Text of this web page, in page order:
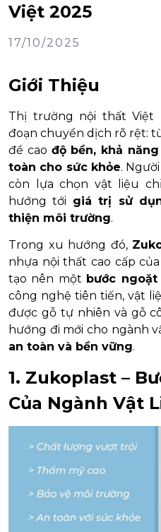
Việt 2025
17/10/2025
Giới Thiệu
Thị trường nội thất Việt
đoạn chuyển dịch rõ rệt:
đề cao độ bền, khả
toàn cho sức khỏe.
còn lựa chọn vật liệu
hướng tới giá trị sử
thiện môi trường.
Trong xu hướng đó,
nhựa nội thất cao cấp của
tạo nên một bước
công nghệ tiên tiến, vật
được gỗ tự nhiên và gỗ
hướng đi mới cho ngành
an toàn và bền vững.
1. Zukoplast –
Của Ngành Vật